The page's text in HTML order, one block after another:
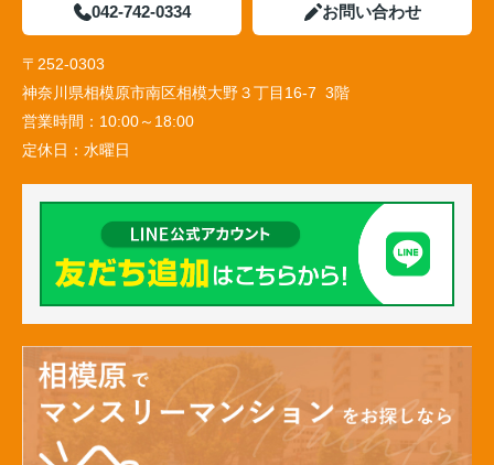
042-742-0334 お問い合わせ
〒252-0303
神奈川県相模原市南区相模大野３丁目16-7 3階
営業時間： 10:00～18:00
定休日： 水曜日